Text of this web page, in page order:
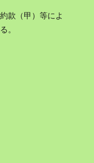
款（甲）等によ
。